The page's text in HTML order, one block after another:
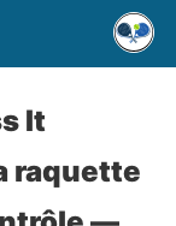
It
raquette